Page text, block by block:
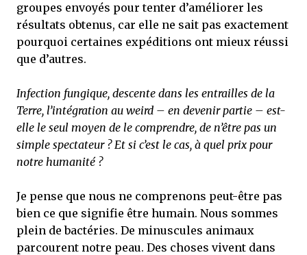
groupes envoyés pour tenter d’améliorer les
résultats obtenus, car elle ne sait pas exactement
pourquoi certaines expéditions ont mieux réussi
que d’autres.
Infection fungique, descente dans les entrailles de la
Terre, l’intégration au weird – en devenir partie – est-
elle le seul moyen de le comprendre, de n’être pas un
simple spectateur ? Et si c’est le cas, à quel prix pour
notre humanité ?
Je pense que nous ne comprenons peut-être pas
bien ce que signifie être humain. Nous sommes
plein de bactéries. De minuscules animaux
parcourent notre peau. Des choses vivent dans